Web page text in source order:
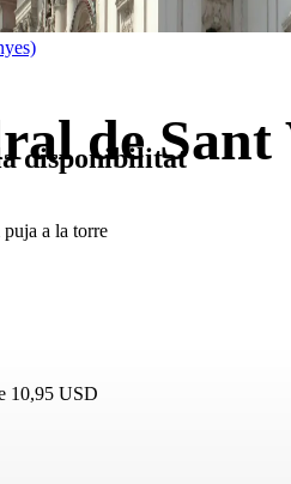
de
a la torre
disponibilitat
10,95 USD